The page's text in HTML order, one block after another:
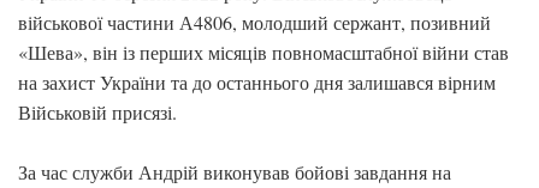
військової частини А4806, молодший сержант, позивний
«Шева», він із перших місяців повномасштабної війни став
на захист України та до останнього дня залишався вірним
Військовій присязі.
За час служби Андрій виконував бойові завдання на